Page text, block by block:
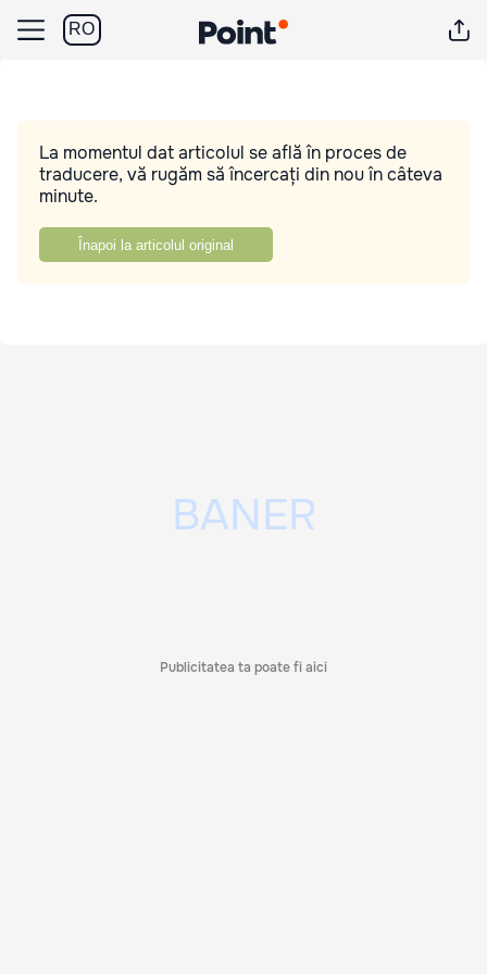
RO
La momentul dat articolul se află în proces de
traducere, vă rugăm să încercați din nou în câteva
minute.
Înapoi la articolul original
Publicitatea ta poate fi aici